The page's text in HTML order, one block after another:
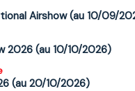
Airshow (au 10/09/
2026 (au 10/10/2026)
(au 20/10/2026)